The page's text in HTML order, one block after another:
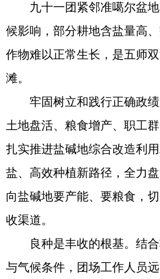
九十一团紧邻准噶尔盆
候影响，部分耕地含盐量高
作物难以正常生长，是五师
滩。
牢固树立和践行正确政
土地盘活、粮食增产、职工
扎实推进盐碱地综合改造利
盐、高效种植新路径，全力
向盐碱地要产能、要粮食，
收渠道。
良种是丰收的根基。结
与气候条件，团场工作人员